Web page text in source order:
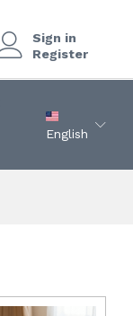
Sign in
Register
English